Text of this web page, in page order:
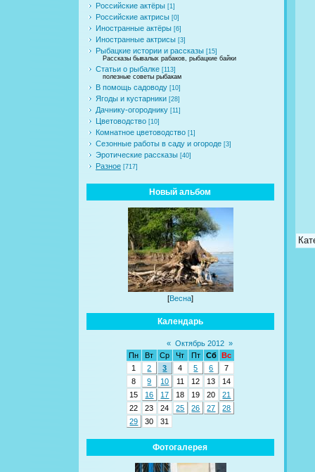
Российские актёры [1]
Российские актрисы [0]
Иностранные актёры [6]
Иностранные актрисы [3]
Рыбацкие истории и рассказы [15]
Рассказы бывалых рабаков, рыбацкие байки
Статьи о рыбалке [113]
полезные советы рыбакам
В помощь садоводу [10]
Ягоды и кустарники [28]
Дачнику-огороднику [11]
Цветоводство [10]
Комнатное цветоводство [1]
Сезонные работы в саду и огороде [3]
Эротические рассказы [40]
Разное [717]
Новый альбом
[Весна]
Календарь
« Октябрь 2012 »
Пн
Вт Ср Чт Пт Сб
Вс
1
2 3 4 5 6
7
8
9 10 11 12 13
14
15
16 17 18 19 20
21
22
23 24 25 26 27
28
29
30 31
Фотогалерея